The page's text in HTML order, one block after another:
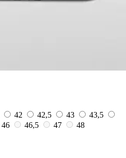
42 42,5 43
43,5
46 46,5 47
48